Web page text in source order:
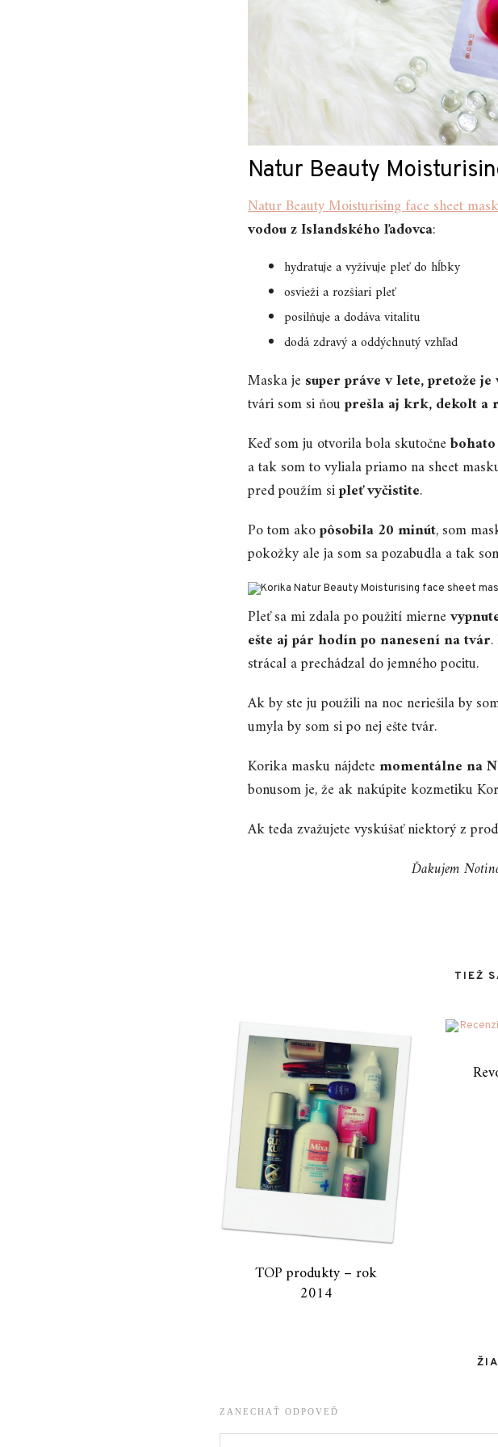
Natur Beauty
Natur Beauty Moisturising face sheet mask
vodou z Islandského ľadovca:
hydratuje a vyživuje pleť do hĺbky
osvieži a rozšiari pleť
posilňuje a dodáva vitalitu
dodá zdravý a oddýchnutý vzhľad
Maska je super práve v lete, pretože
tvári som si ňouprešla aj krk, dekolt a
Keď som ju otvorila bola skutočne
a tak som to vyliala priamo na sheet
pred použím sipleť vyčistite.
Po tom akopôsobila 20 minút, som
pokožky ale ja som sa pozabudla a tak
Pleť sa mi zdala po použití mierne
ešte aj pár hodín po nanesení na tvár
strácal a prechádzal do jemného pocitu.
Ak by ste ju použili na noc neriešila by
umyla by som si po nej ešte tvár.
Korika masku nájdetemomentálne na
bonusom je, že ak nakúpite kozmetiku
Ak teda zvažujete vyskúšať niektorý z
Ďakujem
TIEŽ
TOP produkty – rok
2014
ZANECHAŤ ODPOVEĎ